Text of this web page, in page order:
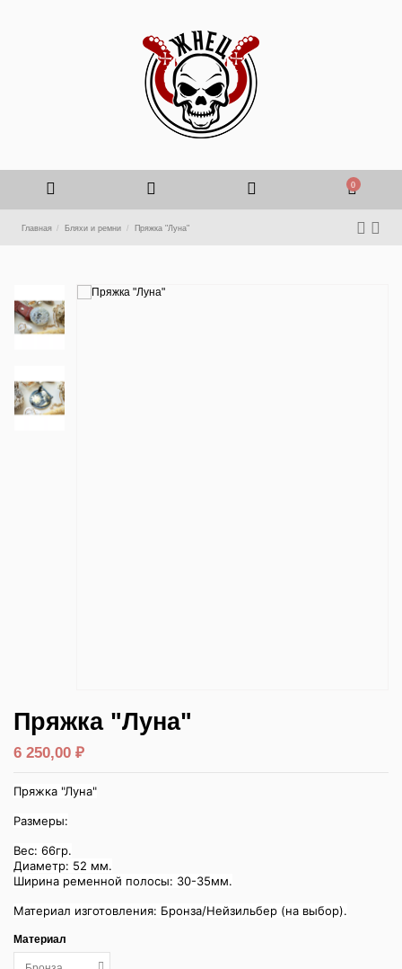
0
Главная Бляхи и ремни Пряжка "Луна"
Пряжка "Луна"
6 250,00 ₽
Пряжка "Луна"
Размеры:
Вес: 66гр.
Диаметр: 52 мм.
Ширина ременной полосы: 30-35мм.
Материал изготовления: Бронза/Нейзильбер (на выбор).
Материал